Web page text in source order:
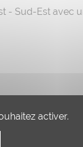
- Sud-Est avec
activer.